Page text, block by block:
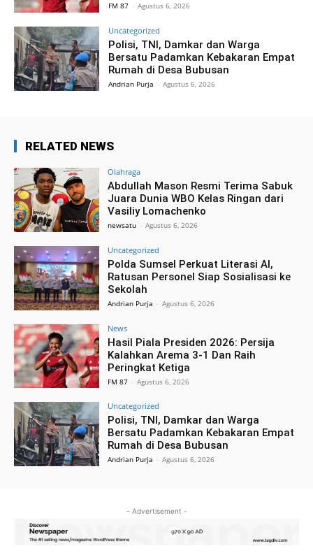
FM 87 - Agustus 6, 2026
Uncategorized
Polisi, TNI, Damkar dan Warga
Bersatu Padamkan Kebakaran Empat
Rumah di Desa Bubusan
Andrian Purja - Agustus 6, 2026
RELATED NEWS
Olahraga
Abdullah Mason Resmi Terima Sabuk
Juara Dunia WBO Kelas Ringan dari
Vasiliy Lomachenko
newsatu - Agustus 6, 2026
Uncategorized
Polda Sumsel Perkuat Literasi AI,
Ratusan Personel Siap Sosialisasi ke
Sekolah
Andrian Purja - Agustus 6, 2026
News
Hasil Piala Presiden 2026: Persija
Kalahkan Arema 3-1 Dan Raih
Peringkat Ketiga
FM 87 - Agustus 6, 2026
Uncategorized
Polisi, TNI, Damkar dan Warga
Bersatu Padamkan Kebakaran Empat
Rumah di Desa Bubusan
Andrian Purja - Agustus 6, 2026
- Advertisement -